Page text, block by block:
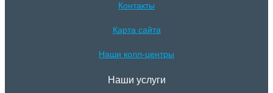
Контакты
Карта сайта
Наши колл-центры
Наши услуги